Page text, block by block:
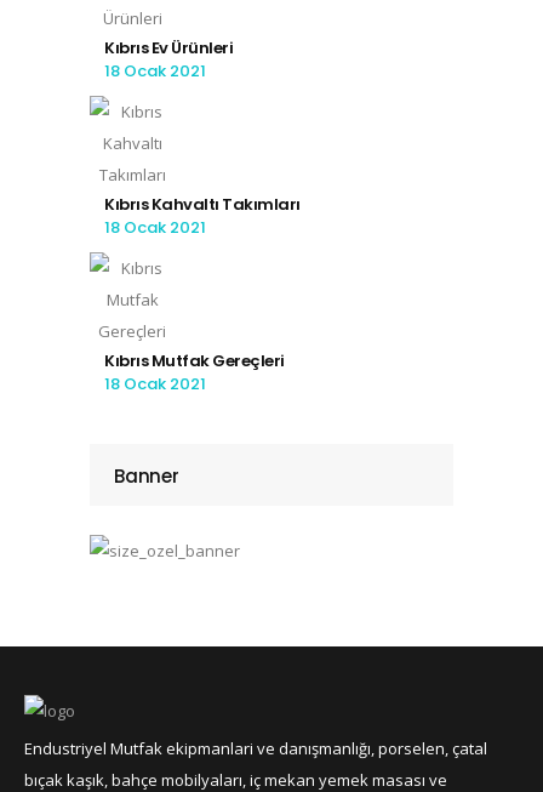
Kıbrıs Ev Ürünleri
18 Ocak 2021
Kıbrıs Kahvaltı Takımları
18 Ocak 2021
Kıbrıs Mutfak Gereçleri
18 Ocak 2021
Banner
Endustriyel Mutfak ekipmanlari ve danışmanlığı, porselen, çatal
bıçak kaşık, bahçe mobilyaları, iç mekan yemek masası ve